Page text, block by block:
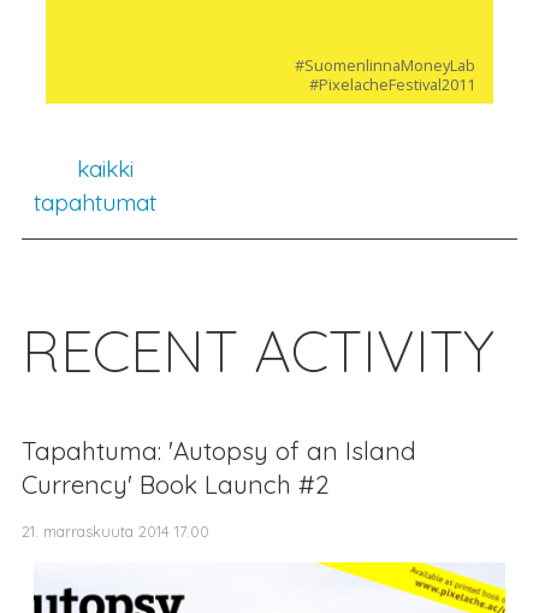
#PixelacheFestival2011
#SuomenlinnaMoneyLab
kaikki
tapahtumat
RECENT ACTIVITY
Tapahtuma: 'Autopsy of an Island
Currency' Book Launch #2
21. marraskuuta 2014 17.00